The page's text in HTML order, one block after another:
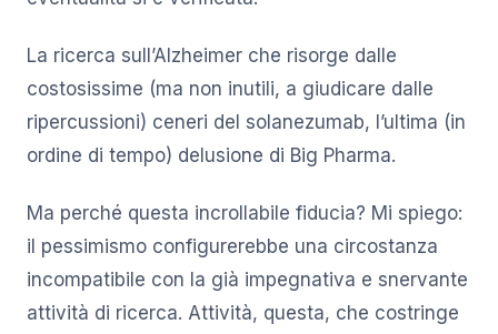
La ricerca sull’Alzheimer che risorge dalle
costosissime (ma non inutili, a giudicare dalle
ripercussioni) ceneri del solanezumab, l’ultima (in
ordine di tempo) delusione di Big Pharma.
Ma perché questa incrollabile fiducia? Mi spiego:
il pessimismo configurerebbe una circostanza
incompatibile con la già impegnativa e snervante
attività di ricerca. Attività, questa, che costringe